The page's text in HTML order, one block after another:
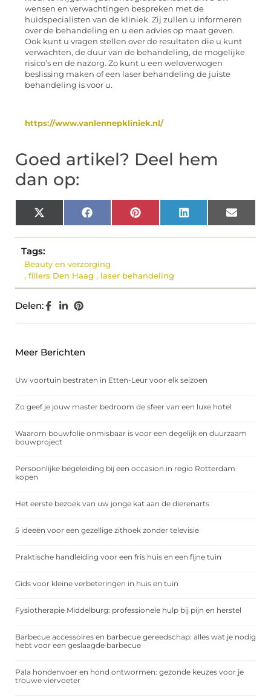
wensen en verwachtingen bespreken met de
huidspecialisten van de kliniek. Zij zullen u informeren
over de behandeling en u een advies op maat geven.
Ook kunt u vragen stellen over de resultaten die u kunt
verwachten, de duur van de behandeling, de mogelijke
risico’s en de nazorg. Zo kunt u een weloverwogen
beslissing maken of een laser behandeling de juiste
behandeling is voor u.
https://www.vanlennepkliniek.nl/
Goed artikel? Deel hem
dan op:
X
(Twitter)
Facebook Pinterest LinkedIn Email
Tags:
Beauty en verzorging
, fillers Den Haag , laser behandeling
Delen:
Meer Berichten
Uw voortuin bestraten in Etten-Leur voor elk seizoen
Zo geef je jouw master bedroom de sfeer van een luxe hotel
Waarom bouwfolie onmisbaar is voor een degelijk en duurzaam
bouwproject
Persoonlijke begeleiding bij een occasion in regio Rotterdam
kopen
Het eerste bezoek van uw jonge kat aan de dierenarts
5 ideeën voor een gezellige zithoek zonder televisie
Praktische handleiding voor een fris huis en een fijne tuin
Gids voor kleine verbeteringen in huis en tuin
Fysiotherapie Middelburg: professionele hulp bij pijn en herstel
Barbecue accessoires en barbecue gereedschap: alles wat je nodig
hebt voor een geslaagde barbecue
Pala hondenvoer en hond ontwormen: gezonde keuzes voor je
trouwe viervoeter